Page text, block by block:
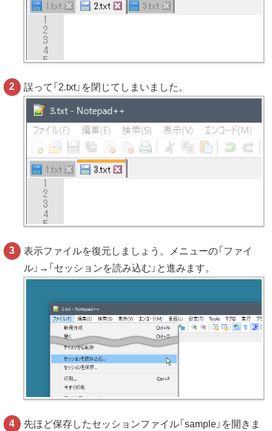
誤って「2.txt」を閉じてしまいました。
表示ファイルを復元しましょう。メニューの「ファイ
ル」→「セッションを読み込む」と進みます。
先ほど保存したセッションファイル「sample」を開きま